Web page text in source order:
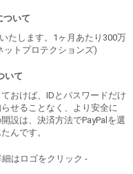
ついて
たします。1ヶ月あたり300万
ットプロテクションズ)
いて
おけば、IDとパスワードだけ
せることなく、より安全に
設は、決済方法でPayPalを選
んです。
はロゴをクリック -